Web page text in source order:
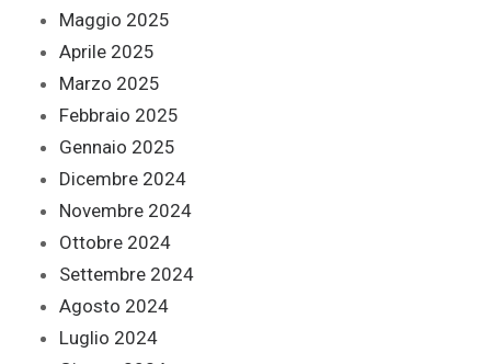
Maggio 2025
Aprile 2025
Marzo 2025
Febbraio 2025
Gennaio 2025
Dicembre 2024
Novembre 2024
Ottobre 2024
Settembre 2024
Agosto 2024
Luglio 2024